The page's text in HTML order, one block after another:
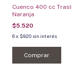
Cuenco 400 cc
Naranja
$5.520
6x $920 sin interés
Comprar